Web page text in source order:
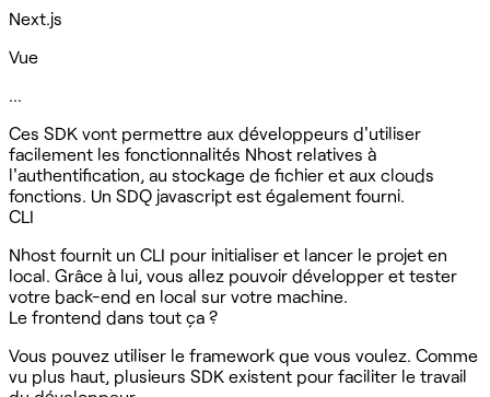
Next.js
Vue
…
Ces SDK vont permettre aux développeurs d'utiliser
facilement les fonctionnalités Nhost relatives à
l'authentification, au stockage de fichier et aux clouds
fonctions. Un SDQ javascript est également fourni.
CLI
Nhost fournit un CLI pour initialiser et lancer le projet en
local. Grâce à lui, vous allez pouvoir développer et tester
votre back-end en local sur votre machine.‍
Le frontend dans tout ça ?
Vous pouvez utiliser le framework que vous voulez. Comme
vu plus haut, plusieurs SDK existent pour faciliter le travail